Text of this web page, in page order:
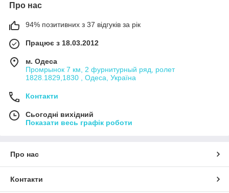
Про нас
94% позитивних з 37 відгуків за рік
Працює з 18.03.2012
м. Одеса
Промрынок 7 км, 2 фурнитурный ряд, ролет
1828.1829,1830 , Одеса, Україна
Контакти
Сьогодні вихідний
Показати весь графік роботи
Про нас
Контакти